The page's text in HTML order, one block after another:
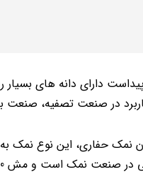
دارای دانه های
در صنعت تصفیه، صنعت
110 یا همان نمک حفاری،
است و مش 110 نیز نامیده می شود.